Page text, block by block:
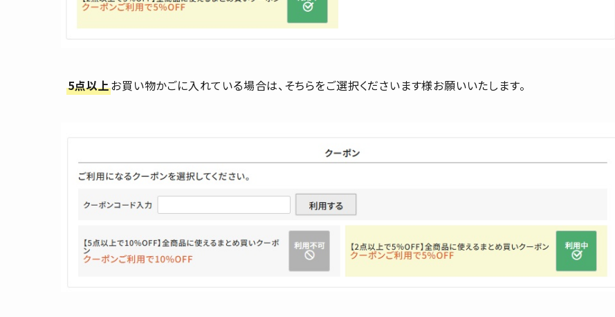
5点以上お買い物かごに入れている場合は、そちらをご選択くださいます様お願いいたします。